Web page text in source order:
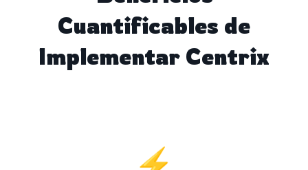
Cuantificables de
Implementar Centrix